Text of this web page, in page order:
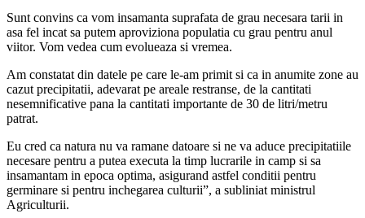
Sunt convins ca vom insamanta suprafata de grau necesara tarii in
asa fel incat sa putem aproviziona populatia cu grau pentru anul
viitor. Vom vedea cum evolueaza si vremea.
Am constatat din datele pe care le-am primit si ca in anumite zone au
cazut precipitatii, adevarat pe areale restranse, de la cantitati
nesemnificative pana la cantitati importante de 30 de litri/metru
patrat.
Eu cred ca natura nu va ramane datoare si ne va aduce precipitatiile
necesare pentru a putea executa la timp lucrarile in camp si sa
insamantam in epoca optima, asigurand astfel conditii pentru
germinare si pentru inchegarea culturii”, a subliniat ministrul
Agriculturii.